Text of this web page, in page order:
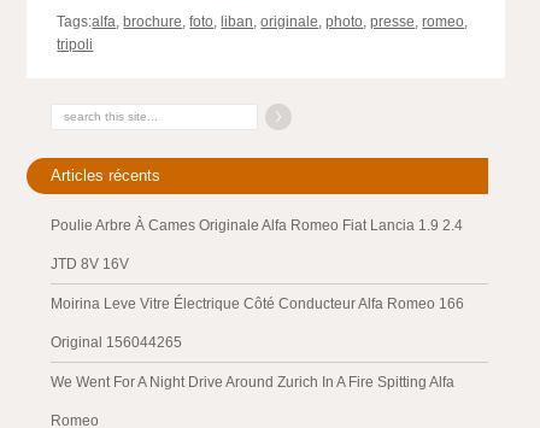
Tags:alfa, brochure,foto, liban,originale,photo,presse,romeo,
tripoli
Articles récents
Poulie Arbre À Cames Originale Alfa Romeo Fiat Lancia 1.9 2.4
JTD 8V 16V
Moirina Leve Vitre Électrique Côté Conducteur Alfa Romeo 166
Original 156044265
We Went For A Night Drive Around Zurich In A Fire Spitting Alfa
Romeo